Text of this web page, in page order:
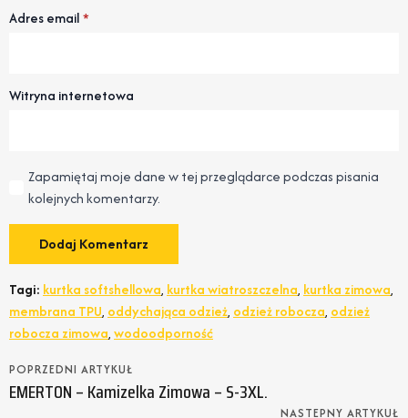
Adres email*
Witryna internetowa
Zapamiętaj moje dane w tej przeglądarce podczas pisania
kolejnych komentarzy.
Tagi: kurtka softshellowa, kurtka wiatroszczelna, kurtka zimowa,
membrana TPU, oddychająca odzież, odzież robocza, odzież
robocza zimowa,wodoodporność
POPRZEDNI ARTYKUŁ
EMERTON – Kamizelka Zimowa – S-3XL.
NASTEPNY ARTYKUŁ